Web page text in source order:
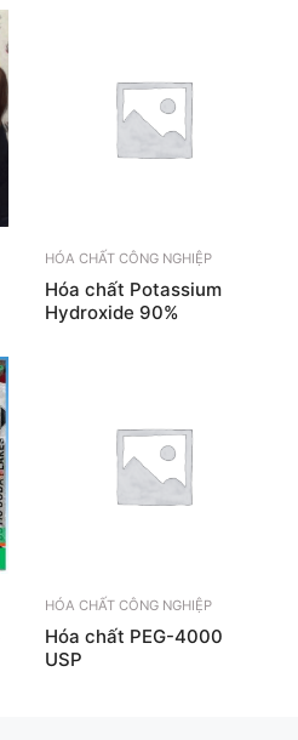
HÓA CHẤT CÔNG NGHIỆP
Hóa chất Potassium
Hydroxide 90%
HÓA CHẤT CÔNG NGHIỆP
Hóa chất PEG-4000
USP